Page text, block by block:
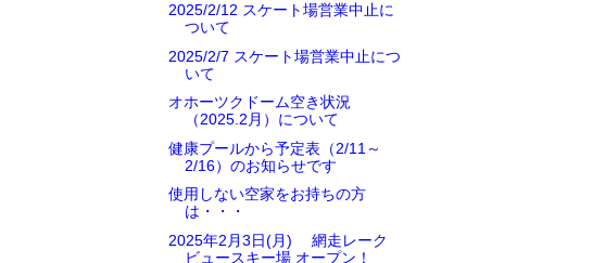
2025/2/12 スケート場営業中止に
ついて
2025/2/7 スケート場営業中止につ
いて
オホーツクドーム空き状況
（2025.2月）について
健康プールから予定表（2/11～
2/16）のお知らせです
使用しない空家をお持ちの方
は・・・
2025年2月3日(月) 網走レーク
ビュースキー場 オープン！